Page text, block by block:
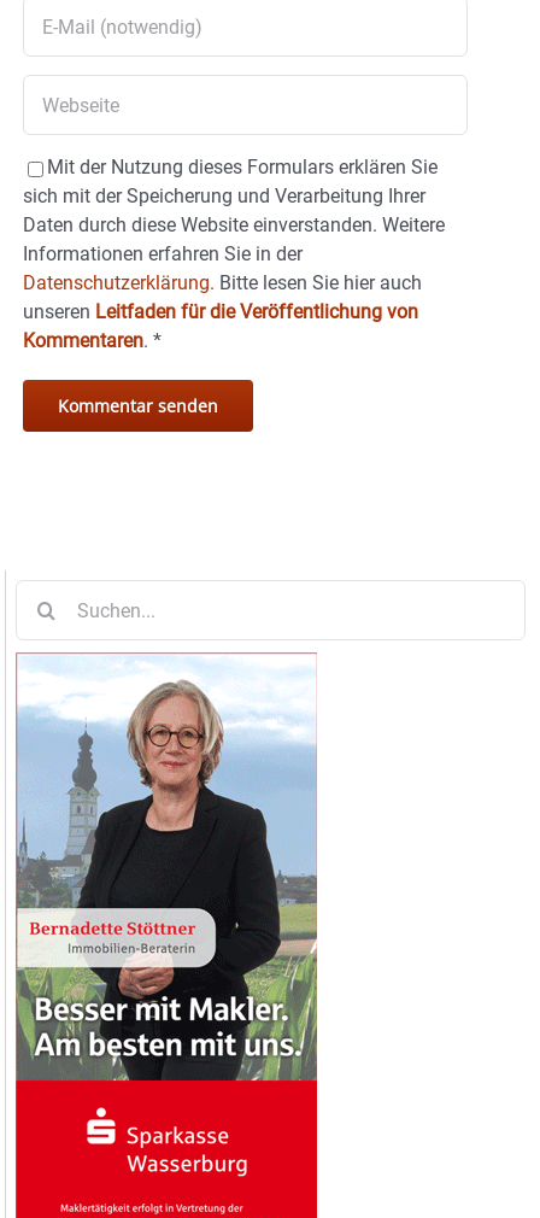
Mit der Nutzung dieses Formulars erklären Sie
sich mit der Speicherung und Verarbeitung Ihrer
Daten durch diese Website einverstanden. Weitere
Informationen erfahren Sie in der
Datenschutzerklärung. Bitte lesen Sie hier auch
unseren Leitfaden für die Veröffentlichung von
Kommentaren. *
nach: